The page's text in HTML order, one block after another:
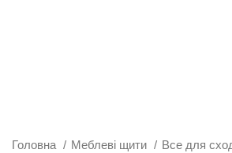
Головна Меблеві щити
Все для